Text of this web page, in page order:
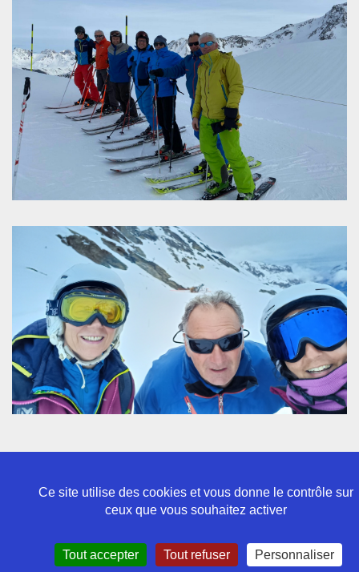
Politique de confidentialité
Mentions légales
Ce site utilise des cookies et vous donne le contrôle sur
ceux que vous souhaitez activer
Tout accepter Tout refuser Personnaliser